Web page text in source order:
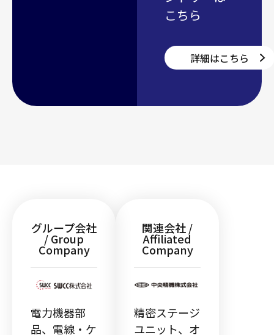
こちら
詳細はこちら
グループ会社
/ Group
Company
電力機器部
品、電線・ケ
関連会社 /
Affiliated
Company
精密ステージ
ユニット、オ